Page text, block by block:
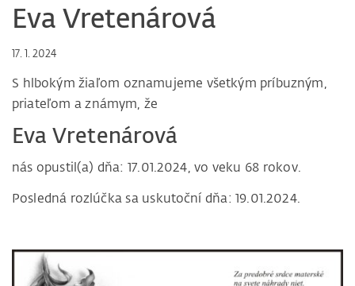
Eva Vretenárová
17. 1. 2024
S hlbokým žiaľom oznamujeme všetkým príbuzným,
priateľom a známym, že
Eva Vretenárová
nás opustil(a) dňa: 17.01.2024, vo veku 68 rokov.
Posledná rozlúčka sa uskutoční dňa: 19.01.2024.